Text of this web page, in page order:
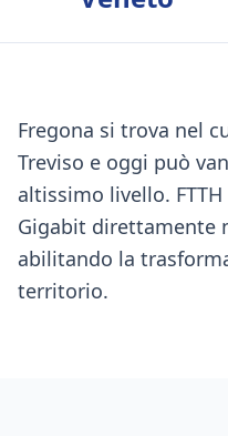
Fregona si trova nel
Treviso e oggi può
altissimo livello.
Gigabit direttamente
abilitando la
territorio.